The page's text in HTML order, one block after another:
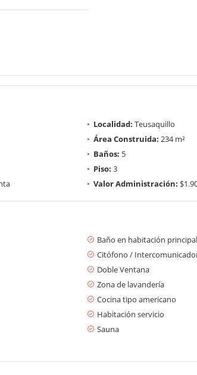
Localidad: Teusaquillo
Área Construida: 234 m²
Baños: 5
Piso: 3
Valor Administración:
Baño en habitación principal
Citófono /
Doble Ventana
Zona de lavandería
Cocina tipo americano
Habitación servicio
Sauna